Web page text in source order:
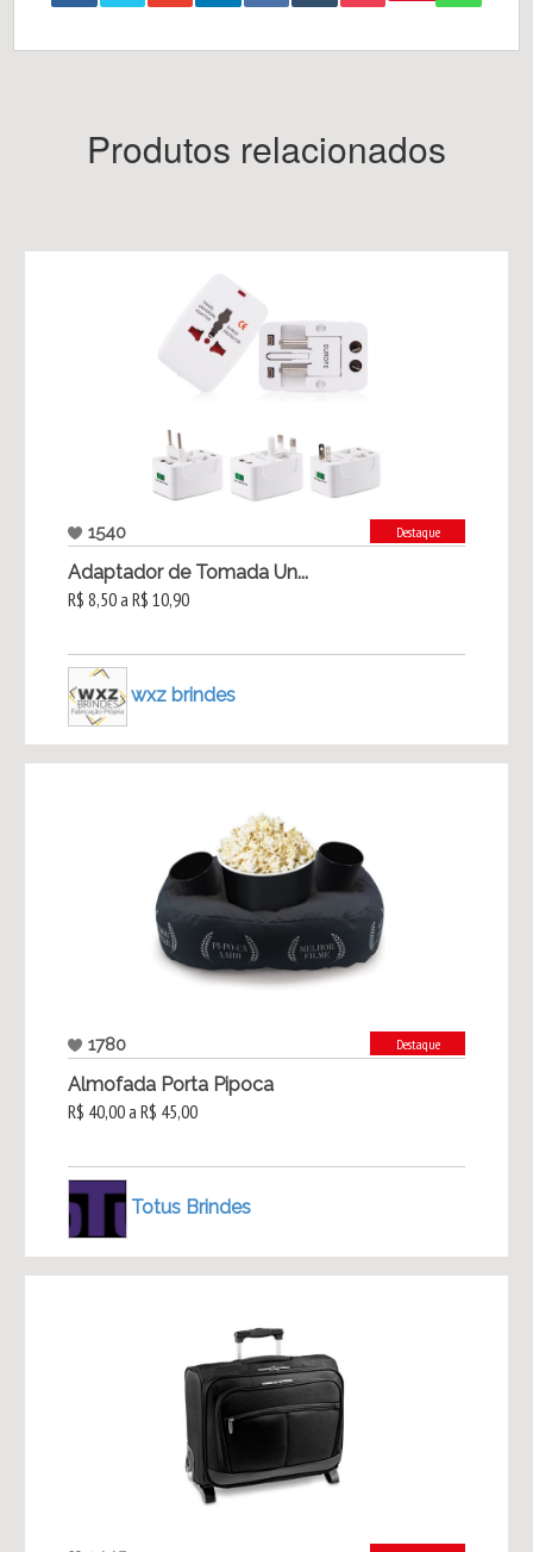
Produtos relacionados
1540 Destaque
Adaptador de Tomada Un...
R$ 8,50 a R$ 10,90
wxz brindes
1780 Destaque
Almofada Porta Pipoca
R$ 40,00 a R$ 45,00
Totus Brindes